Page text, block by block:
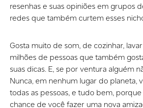
resenhas e suas opiniões em grupos
redes que também curtem esses
Gosta muito de som, de cozinhar,
milhões de pessoas que também
suas dicas. E, se por ventura alguém
Nunca, em nenhum lugar do planeta,
todas as pessoas, e tudo bem,
chance de você fazer uma nova